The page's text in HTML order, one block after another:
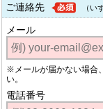
ご連絡先 （い
メール
※メールが届かない場合
い。
電話番号